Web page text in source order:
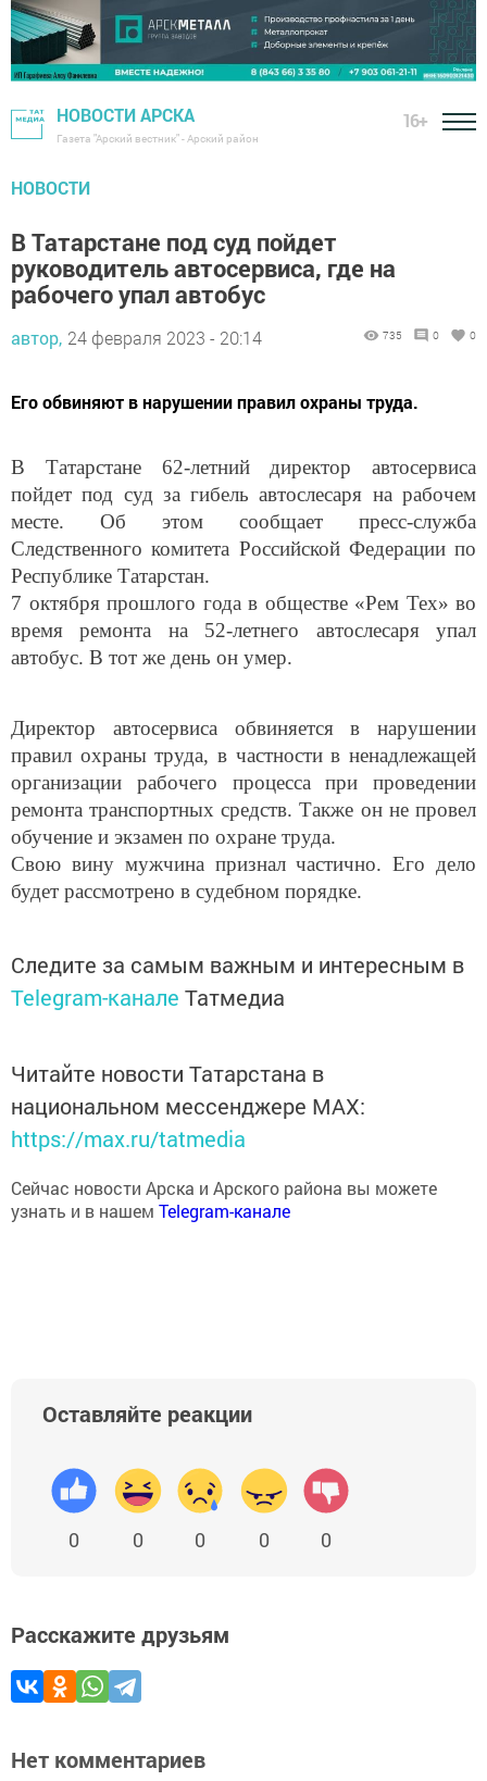
НОВОСТИ АРСКА
Газета "Арский вестник" - Арский район
16+
НОВОСТИ
В Татарстане под суд пойдет
руководитель автосервиса, где на
рабочего упал автобус
автор, 24 февраля 2023 - 20:14 735 0 0
Его обвиняют в нарушении правил охраны труда.
В Татарстане 62-летний директор автосервиса
пойдет под суд за гибель автослесаря на рабочем
месте. Об этом сообщает пресс-служба
Следственного комитета Российской Федерации по
Республике Татарстан.
7 октября прошлого года в обществе «Рем Тех» во
время ремонта на 52-летнего автослесаря упал
автобус. В тот же день он умер.
Директор автосервиса обвиняется в нарушении
правил охраны труда, в частности в ненадлежащей
организации рабочего процесса при проведении
ремонта транспортных средств. Также он не провел
обучение и экзамен по охране труда.
Свою вину мужчина признал частично. Его дело
будет рассмотрено в судебном порядке.
Следите за самым важным и интересным в
Telegram-канале Татмедиа
Читайте новости Татарстана в
национальном мессенджере MАХ:
https://max.ru/tatmedia
Сейчас новости Арска и Арского района вы можете
узнать и в нашем Telegram-канале
Оставляйте реакции
0 0 0 0 0
Расскажите друзьям
Нет комментариев